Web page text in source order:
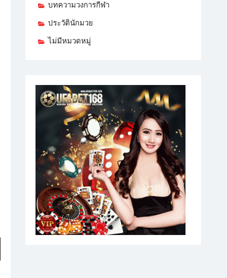
บทความวงการกีฬา
ประวัตินักมวย
ไม่มีหมวดหมู่